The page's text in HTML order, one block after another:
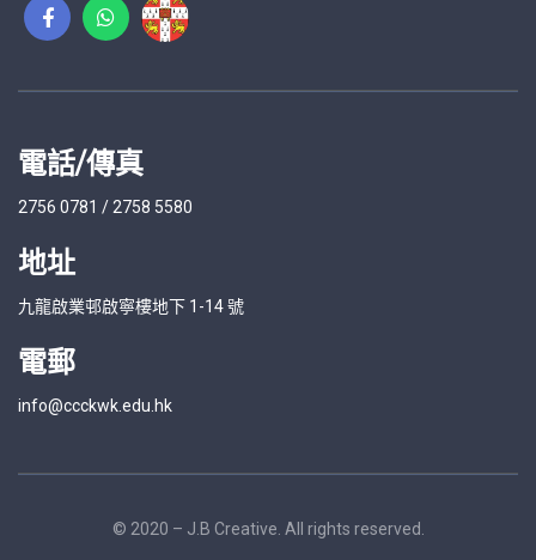
電話/傳真
2756 0781 / 2758 5580
地址
九龍啟業邨啟寧樓地下 1-14 號
電郵
info@ccckwk.edu.hk
© 2020 – J.B Creative. All rights reserved.